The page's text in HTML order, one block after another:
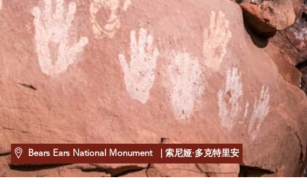
Bears Ears National Monument | 索尼娅·多克特里安